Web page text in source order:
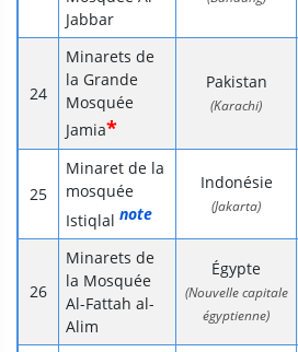
Jabbar
Minarets de
la Grande
Mosquée
Jamia*
Pakistan
(Karachi)
Minaret de la
mosquée
Istiqlal note
Indonésie
(Jakarta)
Minarets de
la Mosquée
Al-Fattah al-
Alim
Égypte
(Nouvelle capitale
égyptienne)